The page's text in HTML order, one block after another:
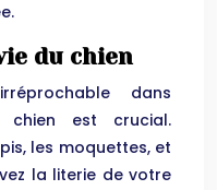
du chien
dans
chien est crucial.
les moquettes, et
la literie de votre